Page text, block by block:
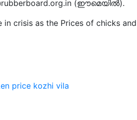
(ഈമെയില്‍).
in crisis as the Prices of chicks
price kozhi vila